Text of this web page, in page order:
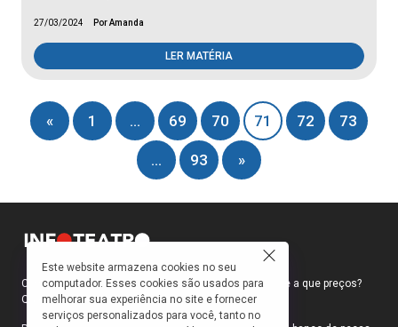
27/03/2024 Por Amanda
LER MATÉRIA
« 1 … 69 70 71 72 73
… 93 »
Como faço para ir ao teatro? Onde compro ingressos e a que preços?
Quais peças estão em cartaz?
Este website armazena cookies no seu
computador. Esses cookies são usados para
melhorar sua experiência no site e fornecer
serviços personalizados para você, tanto no